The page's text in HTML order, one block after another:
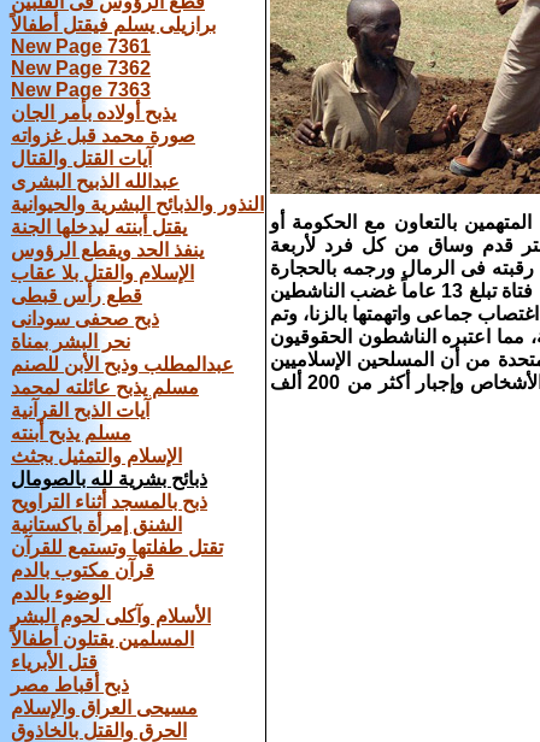
برازيلى يسلم فيقتل أطفالاً
New Page 7361
New Page 7362
New Page 7363
يذبح أولاده بأمر الجان
صورة محمد قبل غزواته
آيات القتل والقتال
عبدالله الذبيح البشرى
النذور والذبائح البشرية والحيوانية
يقتل أبنته ليدخلها الجنة
ينفذ الحد ويقطع الرؤوس
الإسلام والقتل بلا عقاب
قطع رأس قبطى
ذبح صحفى سودانى
نحر البشر بمناة
عبدالمطلب وذبح الأبن للصنم
مسلم يذبح عائلته لمحمد
آيات الذبح القرآنية
مسلم يذبح أبنته
الإسلام والتمثيل بجثث
ذبائح بشرية لله بالصومال
ذبح بالمسجد أثناء التراويح
الشنق إمرأة باكستانية
تقتل طفلتها وتستمع للقرآن
قرآن مكتوب بالدم
الوضوء بالدم
الأسلام وآكلى لحوم البشر
المسلمين يقتلون أطفالاً
قتل الأبرياء
ذبح أقباط مصر
مسيحى العراق والإسلام
الحرق والقتل بالخاذوق
بالتعاون مع الحكومة أو
قدم وساق من كل فرد لأربعة
فى الرمال ورجمه بالحجارة
حتى الموت على يد عشرة ملثمين بعد أن اتهم بالاغتصاب والقتل. كما أثار حادث رجم فتاة تبلغ 13 عاماً غضب الناشطين
جماعى واتهمتها بالزنا، وتم
اعتبره الناشطون الحقوقيون
من أن المسلحين الإسلاميين
والقوات الحكومية قد يرتكبون جرائم حرب فى تجدد القتال الذى أودى بحياة مئات الأشخاص وإجبار أكثر من 200 ألف